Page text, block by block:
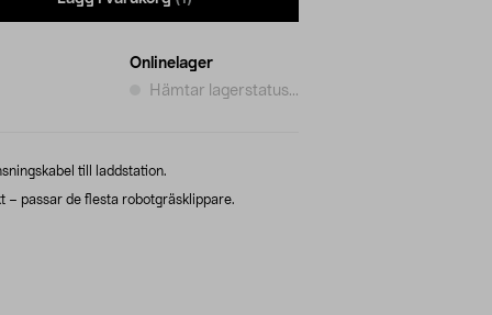
Onlinelager
Hämtar lagerstatus...
till laddstation.
– passar de flesta robotgräsklippare.